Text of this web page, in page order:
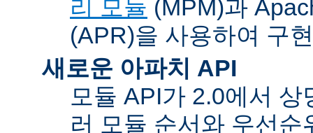
리 모듈 (MPM)과
(APR)을 사용하여 구
새로운 아파치 API
모듈 API가 2.0에서
러 모듈 순서와 우선